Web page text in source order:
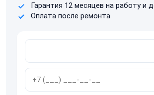
Гарантия 12 месяцев на работу и
Оплата после ремонта